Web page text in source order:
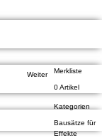
Weiter
Merkliste
0 Artikel
Kategorien
Bausätze für
Effekte